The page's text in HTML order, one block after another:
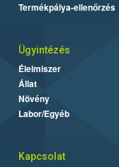
Termékpálya-ellenőrzés
Ügyintézés
Élelmiszer
Állat
Növény
Labor/Egyéb
Kapcsolat